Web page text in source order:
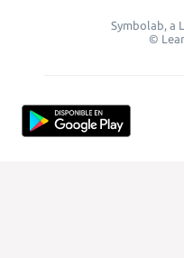
Symbolab, a
©